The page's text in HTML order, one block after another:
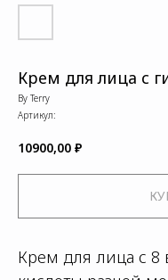
Крем для лица с
By Terry
Артикул:
10900,00 ₽
Крем для лица с 8